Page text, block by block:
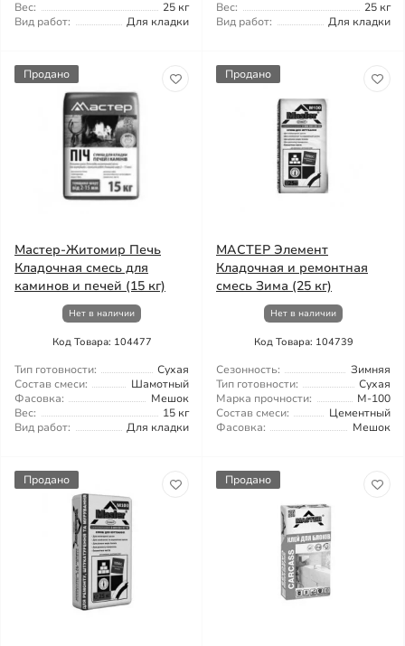
Вес:
25 кг
Вид работ:
Для кладки
Вес:
25 кг
Вид работ:
Для кладки
Продано
Мастер-Житомир Печь
Кладочная смесь для
каминов и печей (15 кг)
Нет в наличии
Код Товара: 104477
Тип готовности:
Сухая
Состав смеси:
Шамотный
Фасовка:
Мешок
Вес:
15 кг
Вид работ:
Для кладки
Продано
МАСТЕР Элемент
Кладочная и ремонтная
смесь Зима (25 кг)
Нет в наличии
Код Товара: 104739
Сезонность:
Зимняя
Тип готовности:
Сухая
Марка прочности:
М-100
Состав смеси:
Цементный
Фасовка:
Мешок
Продано Продано